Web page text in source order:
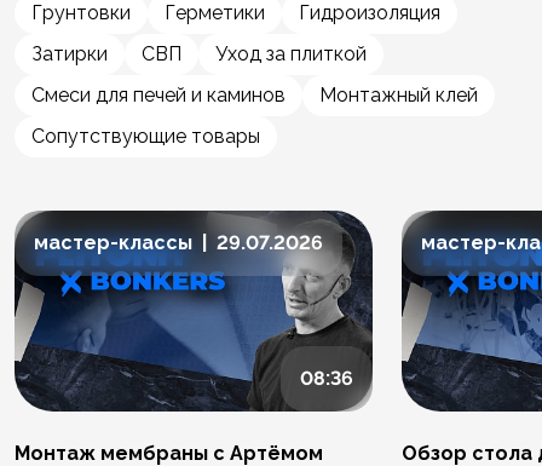
Грунтовки
Герметики
Гидроизоляция
Затирки
СВП
Уход за плиткой
Смеси для печей и каминов
Монтажный клей
Сопутствующие товары
мастер-классы | 29.07.2026
08:36
Монтаж мембраны с Артёмом
мастер-
Обзор стола